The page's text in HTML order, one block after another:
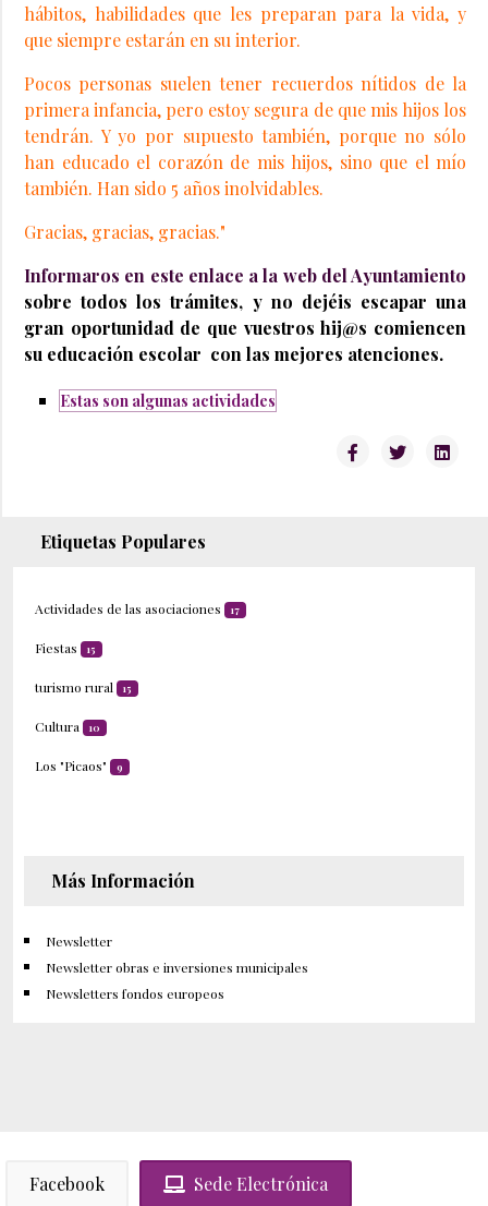
hábitos, habilidades que les preparan para la vida, y
que siempre estarán en su interior.
Pocos personas suelen tener recuerdos nítidos de la
primera infancia, pero estoy segura de que mis hijos los
tendrán. Y yo por supuesto también, porque no sólo
han educado el corazón de mis hijos, sino que el mío
también. Han sido 5 años inolvidables.
Gracias, gracias, gracias."
Informaros en este enlace a la web del Ayuntamiento
sobre todos los trámites, y no dejéis escapar una
gran oportunidad de que vuestros hij@s comiencen
su educación escolar con las mejores atenciones.
Estas son algunas actividades
Etiquetas Populares
Actividades de las asociaciones 17
Fiestas 15
turismo rural 15
Cultura 10
Los "Picaos" 9
Más Información
Newsletter
Newsletter obras e inversiones municipales
Newsletters fondos europeos
Facebook Sede Electrónica